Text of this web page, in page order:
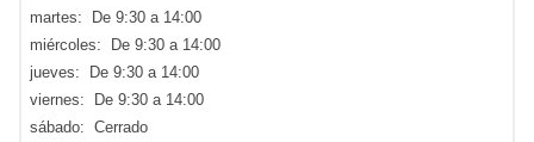
martes: De 9:30 a 14:00
miércoles: De 9:30 a 14:00
jueves: De 9:30 a 14:00
viernes: De 9:30 a 14:00
sábado: Cerrado